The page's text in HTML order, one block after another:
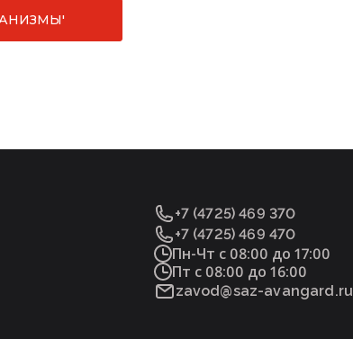
+7 (4725) 469 370
+7 (4725) 469 470
Пн-Чт с 08:00 до 17:00
Пт с 08:00 до 16:00
zavod@saz-avangard.ru